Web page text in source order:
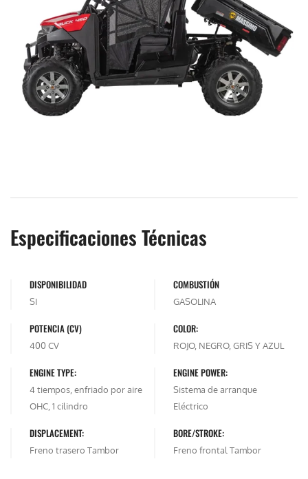
Especificaciones Técnicas
DISPONIBILIDAD
SI
COMBUSTIÓN
GASOLINA
POTENCIA (CV)
400 CV
COLOR:
ROJO, NEGRO, GRIS Y AZUL
ENGINE TYPE:
4 tiempos, enfriado por aire
OHC, 1 cilindro
ENGINE POWER:
Sistema de arranque
Eléctrico
DISPLACEMENT:
Freno trasero Tambor
BORE/STROKE:
Freno frontal Tambor